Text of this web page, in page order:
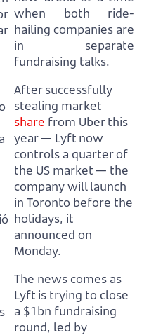
when both ride-
hailing companies are
in separate
fundraising talks.
After successfully
stealing market
share from Uber this
year — Lyft now
controls a quarter of
the US market — the
company will launch
in Toronto before the
holidays, it
announced on
Monday.
The news comes as
Lyft is trying to close
a $1bn fundraising
round, led by